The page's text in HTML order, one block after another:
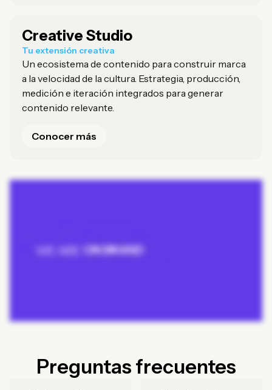
Creative Studio
Tu extensión creativa
Un ecosistema de contenido para construir marca
a la velocidad de la cultura. Estrategia, producción,
medición e iteración integrados para generar
contenido relevante.
Conocer más
Preguntas frecuentes